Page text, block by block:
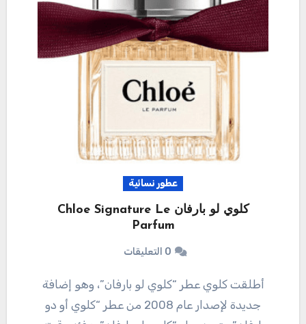
عطور نسائية
كلوي لو بارفان Chloe Signature Le
Parfum
0 التعليقات
أطلقت كلوي عطر “كلوي لو بارفان”، وهو إضافة
جديدة لإصدار عام 2008 من عطر “كلوي أو دو